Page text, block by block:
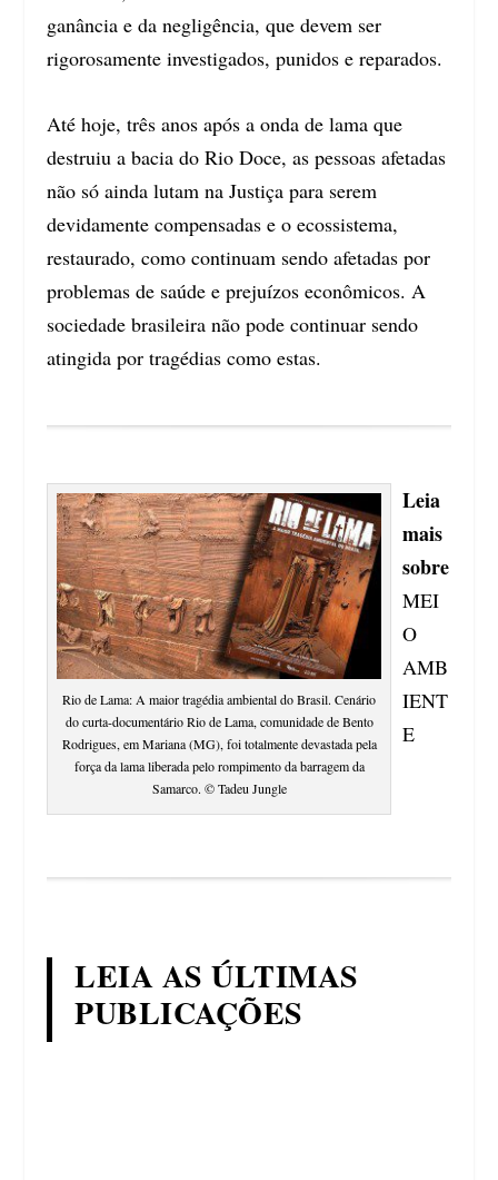
ganância e da negligência, que devem ser
rigorosamente investigados, punidos e reparados.
Até hoje, três anos após a onda de lama que
destruiu a bacia do Rio Doce, as pessoas afetadas
não só ainda lutam na Justiça para serem
devidamente compensadas e o ecossistema,
restaurado, como continuam sendo afetadas por
problemas de saúde e prejuízos econômicos. A
sociedade brasileira não pode continuar sendo
atingida por tragédias como estas.
Rio de Lama: A maior tragédia ambiental do Brasil. Cenário
do curta-documentário Rio de Lama, comunidade de Bento
Rodrigues, em Mariana (MG), foi totalmente devastada pela
força da lama liberada pelo rompimento da barragem da
Samarco. © Tadeu Jungle
Leia
mais
sobre
MEI
O
AMB
IENT
E
LEIA AS ÚLTIMAS
PUBLICAÇÕES